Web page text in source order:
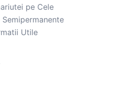
pe Cele
Utile